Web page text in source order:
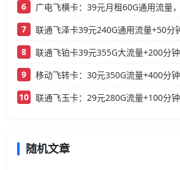
6
7
8
联通飞铂卡39元355G大流量+200分
9
10 联通飞玉卡：29元280G流量+100分
随机文章